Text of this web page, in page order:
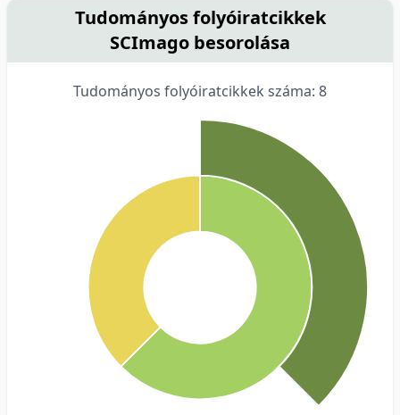
Tudományos folyóiratcikkek
SCImago besorolása
Tudományos folyóiratcikkek száma: 8